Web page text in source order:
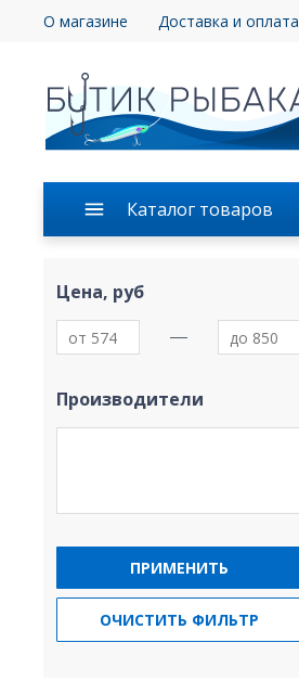
О магазине Доставка и оплата
Каталог товаров
Цена, руб
Производители
ПРИМЕНИТЬ
ОЧИСТИТЬ ФИЛЬТР